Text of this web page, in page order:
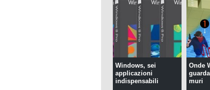
Windows, sei
applicazioni
indispensabili
Onde
muri